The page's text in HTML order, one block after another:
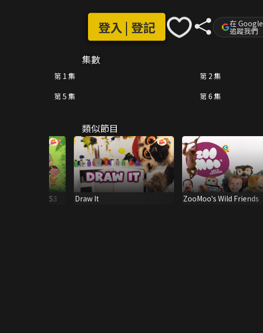
登入 | 登記 在 Google
追蹤我們
集數
第 1 集 第 2 集
第 5 集
第 6 集
類似節目
Ranger S3 Draw It ZooMoo's Wild Friends